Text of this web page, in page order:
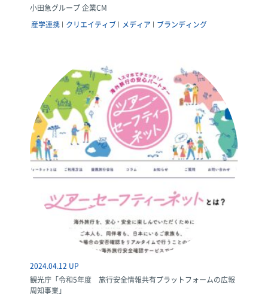
小田急グループ 企業CM
産学連携
クリエイティブ メディア ブランディング
2024.04.12 UP
観光庁「令和5年度 旅行安全情報共有プラットフォームの広報
周知事業」